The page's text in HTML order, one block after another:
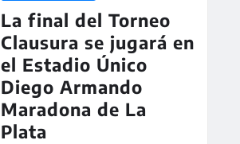
La final del Torneo
Clausura se jugará en
el Estadio Único
Diego Armando
Maradona de La
Plata